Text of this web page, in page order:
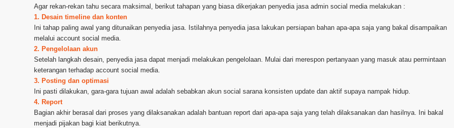
Agar rekan-rekan tahu secara maksimal, berikut tahapan yang biasa dikerjakan penyedia jasa admin social media melakukan :
1. Desain timeline dan konten
Ini tahap paling awal yang ditunaikan penyedia jasa. Istilahnya penyedia jasa lakukan persiapan bahan apa-apa saja yang bakal disampaikan
melalui account social media.
2. Pengelolaan akun
Setelah langkah desain, penyedia jasa dapat menjadi melakukan pengelolaan. Mulai dari merespon pertanyaan yang masuk atau permintaan
keterangan terhadap account social media.
3. Posting dan optimasi
Ini pasti dilakukan, gara-gara tujuan awal adalah sebabkan akun social sarana konsisten update dan aktif supaya nampak hidup.
4. Report
Bagian akhir berasal dari proses yang dilaksanakan adalah bantuan report dari apa-apa saja yang telah dilaksanakan dan hasilnya. Ini bakal
menjadi pijakan bagi kiat berikutnya.